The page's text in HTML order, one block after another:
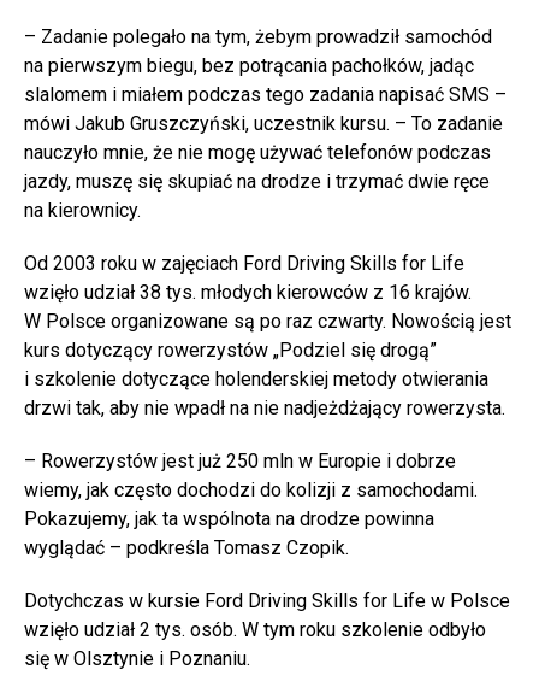
– Zadanie polegało na tym, żebym prowadził samochód
na pierwszym biegu, bez potrącania pachołków, jadąc
slalomem i miałem podczas tego zadania napisać SMS –
mówi Jakub Gruszczyński, uczestnik kursu. – To zadanie
nauczyło mnie, że nie mogę używać telefonów podczas
jazdy, muszę się skupiać na drodze i trzymać dwie ręce
na kierownicy.
Od 2003 roku w zajęciach Ford Driving Skills for Life
wzięło udział 38 tys. młodych kierowców z 16 krajów.
W Polsce organizowane są po raz czwarty. Nowością jest
kurs dotyczący rowerzystów „Podziel się drogą”
i szkolenie dotyczące holenderskiej metody otwierania
drzwi tak, aby nie wpadł na nie nadjeżdżający rowerzysta.
– Rowerzystów jest już 250 mln w Europie i dobrze
wiemy, jak często dochodzi do kolizji z samochodami.
Pokazujemy, jak ta wspólnota na drodze powinna
wyglądać – podkreśla Tomasz Czopik.
Dotychczas w kursie Ford Driving Skills for Life w Polsce
wzięło udział 2 tys. osób. W tym roku szkolenie odbyło
się w Olsztynie i Poznaniu.